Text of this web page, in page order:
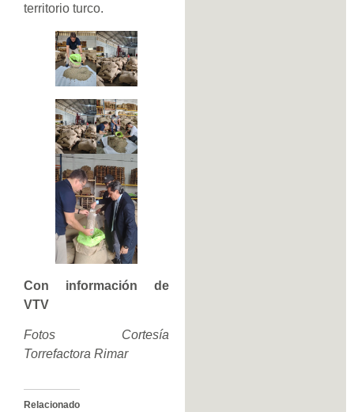
territorio turco.
Con información de
VTV
Fotos Cortesía
Torrefactora Rimar
Relacionado